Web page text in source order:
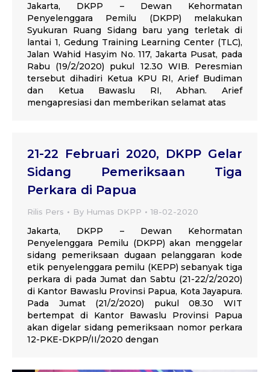
Jakarta, DKPP – Dewan Kehormatan
Penyelenggara Pemilu (DKPP) melakukan
Syukuran Ruang Sidang baru yang terletak di
lantai 1, Gedung Training Learning Center (TLC),
Jalan Wahid Hasyim No. 117, Jakarta Pusat, pada
Rabu (19/2/2020) pukul 12.30 WIB. Peresmian
tersebut dihadiri Ketua KPU RI, Arief Budiman
dan Ketua Bawaslu RI, Abhan. Arief
mengapresiasi dan memberikan selamat atas
21-22 Februari 2020, DKPP Gelar
Sidang Pemeriksaan Tiga
Perkara di Papua
Rilis Pers By Humas DKPP 18-02-2020
Jakarta, DKPP – Dewan Kehormatan
Penyelenggara Pemilu (DKPP) akan menggelar
sidang pemeriksaan dugaan pelanggaran kode
etik penyelenggara pemilu (KEPP) sebanyak tiga
perkara di pada Jumat dan Sabtu (21-22/2/2020)
di Kantor Bawaslu Provinsi Papua, Kota Jayapura.
Pada Jumat (21/2/2020) pukul 08.30 WIT
bertempat di Kantor Bawaslu Provinsi Papua
akan digelar sidang pemeriksaan nomor perkara
12-PKE-DKPP/II/2020 dengan